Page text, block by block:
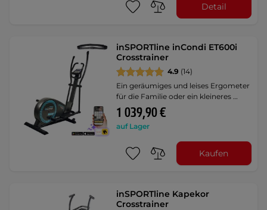
Detail
inSPORTline inCondi ET600i
Crosstrainer
4.9 (14)
Ein geräumiges und leises Ergometer
für die Familie oder ein kleineres …
1 039,90 €
auf Lager
Kaufen
inSPORTline Kapekor
Crosstrainer